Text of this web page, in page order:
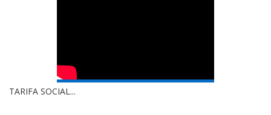
TARIFA SOCIAL...